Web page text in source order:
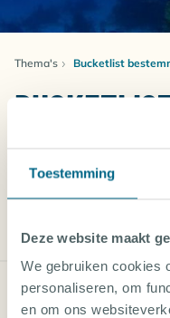
Toestemming
Deze website maakt
We gebruiken cookies
personaliseren, om
en om ons
Thema's Bucketlist
bestemming? Onze
duikaccommodaties
duiken bij de cenotes
van Truk Lagoon of
accommodaties
duikervaring op je
VEILIG